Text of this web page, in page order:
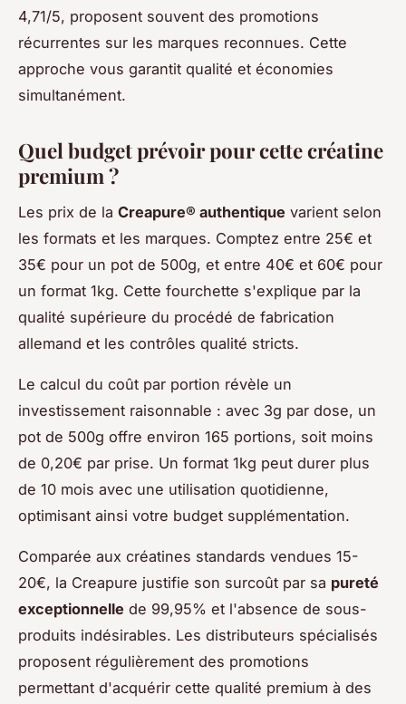
4,71/5, proposent souvent des promotions
récurrentes sur les marques reconnues. Cette
approche vous garantit qualité et économies
simultanément.
Quel budget prévoir pour cette créatine
premium ?
Les prix de la Creapure® authentique varient selon
les formats et les marques. Comptez entre 25€ et
35€ pour un pot de 500g, et entre 40€ et 60€ pour
un format 1kg. Cette fourchette s'explique par la
qualité supérieure du procédé de fabrication
allemand et les contrôles qualité stricts.
Le calcul du coût par portion révèle un
investissement raisonnable : avec 3g par dose, un
pot de 500g offre environ 165 portions, soit moins
de 0,20€ par prise. Un format 1kg peut durer plus
de 10 mois avec une utilisation quotidienne,
optimisant ainsi votre budget supplémentation.
Comparée aux créatines standards vendues 15-
20€, la Creapure justifie son surcoût par sa pureté
exceptionnelle de 99,95% et l'absence de sous-
produits indésirables. Les distributeurs spécialisés
proposent régulièrement des promotions
permettant d'acquérir cette qualité premium à des